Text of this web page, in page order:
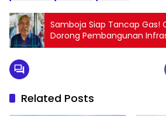
Samboja Siap Tancap Gas!
Dorong Pembangunan
UMKM di 2025
Related Posts